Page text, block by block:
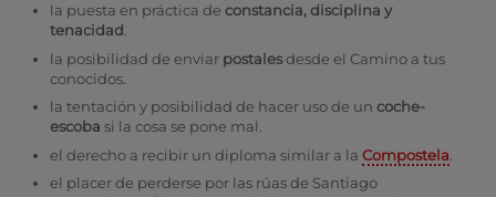
la puesta en práctica de constancia, disciplina y
tenacidad.
la posibilidad de enviar postalesdesde el Camino a tus
conocidos.
la tentación y posibilidad de hacer uso de un coche-
escoba si la cosa se pone mal.
el derecho a recibir un diploma similar a la Compostela
el placer de perderse por las rúas de Santiago